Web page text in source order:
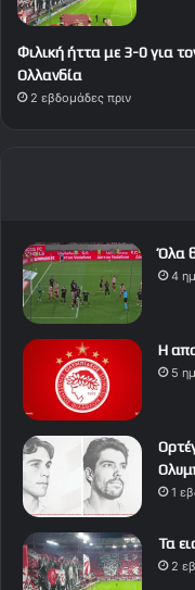
Φιλική ήττα με 3-0 για
Ολλανδία
2 εβδομάδες πριν
Όλα
4
Η
5
1
Τα
2